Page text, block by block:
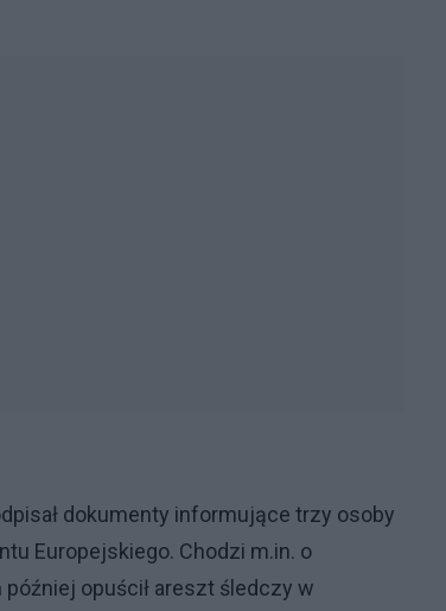
dokumenty informujące trzy osoby
Europejskiego. Chodzi m.in. o
opuścił areszt śledczy w